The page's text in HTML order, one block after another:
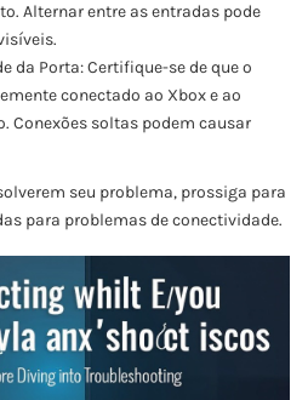
Alternar entre as entradas pode
da Porta: Certifique-se de que o
conectado ao Xbox e ao
Conexões soltas podem causar
seu problema, prossiga para
para problemas de conectividade.